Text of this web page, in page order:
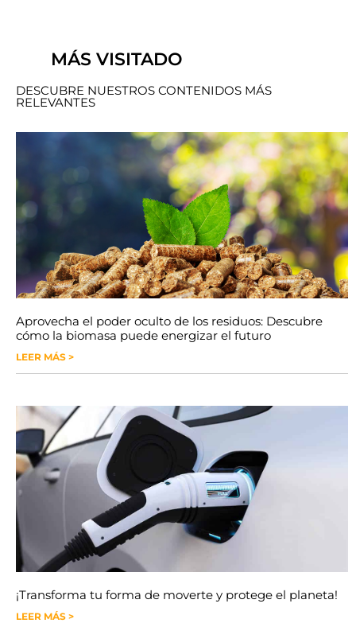
MÁS VISITADO
DESCUBRE NUESTROS CONTENIDOS MÁS
RELEVANTES
Aprovecha el poder oculto de los residuos: Descubre
cómo la biomasa puede energizar el futuro
LEER MÁS >
¡Transforma tu forma de moverte y protege el planeta!
LEER MÁS >